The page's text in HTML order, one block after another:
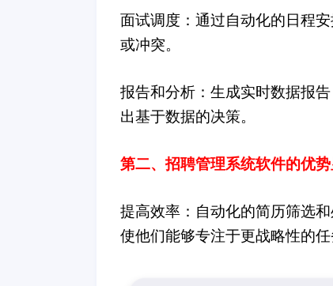
面试调度：通过自动化的日程
或冲突。
报告和分析：生成实时数据报
出基于数据的决策。
第二、招聘管理系统软件的优势
提高效率：自动化的简历筛选
使他们能够专注于更战略性的任